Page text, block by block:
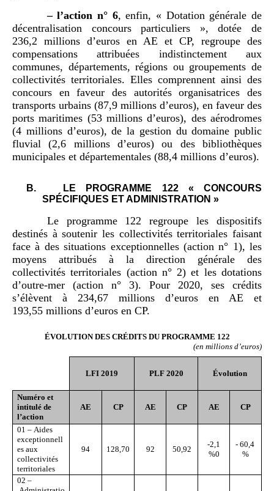
– l’action n° 6, enfin, « Dotation générale de
décentralisation concours particuliers », dotée de
236,2 millions d’euros en AE et CP, regroupe des
compensations attribuées indistinctement aux
communes, départements, régions ou groupements de
collectivités territoriales. Elles comprennent ainsi des
concours en faveur des autorités organisatrices des
transports urbains (87,9 millions d’euros), en faveur des
ports maritimes (53 millions d’euros), des aérodromes
(4 millions d’euros), de la gestion du domaine public
fluvial (2,6 millions d’euros) ou des bibliothèques
municipales et départementales (88,4 millions d’euros).
B.
LE PROGRAMME 122 « CONCOURS
SPÉCIFIQUES ET ADMINISTRATION »
Le programme 122 regroupe les dispositifs
destinés à soutenir les collectivités territoriales faisant
face à des situations exceptionnelles (action n° 1), les
moyens attribués à la direction générale des
collectivités territoriales (action n° 2) et les dotations
d’outre-mer (action n° 3). Pour 2020, ses crédits
s’élèvent à 234,67 millions d’euros en AE et
193,55 millions d’euros en CP.
ÉVOLUTION DES CRÉDITS DU PROGRAMME 122
(en millions d’euros)
LFI 2019 PLF 2020 Évolution
Numéro et
intitulé de
l’action
AE CP AE CP AE CP
01 – Aides
exceptionnell
es aux
collectivités
territoriales
94 128,70 92 50,92
-2,1
%0
- 60,4
%
02 –